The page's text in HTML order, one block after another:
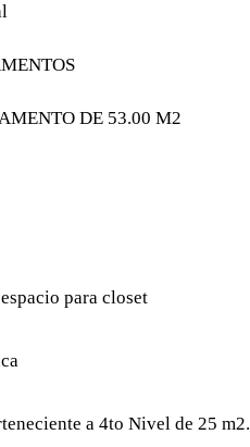
DE 53.00 M2
para closet
a 4to Nivel de 25 m2.